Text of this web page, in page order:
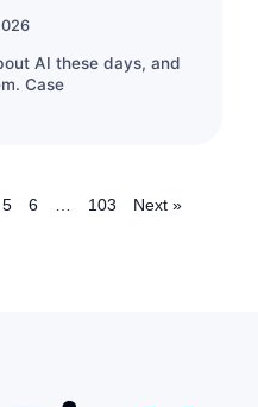
AI these days, and
Case
5 6 … 103 Next »